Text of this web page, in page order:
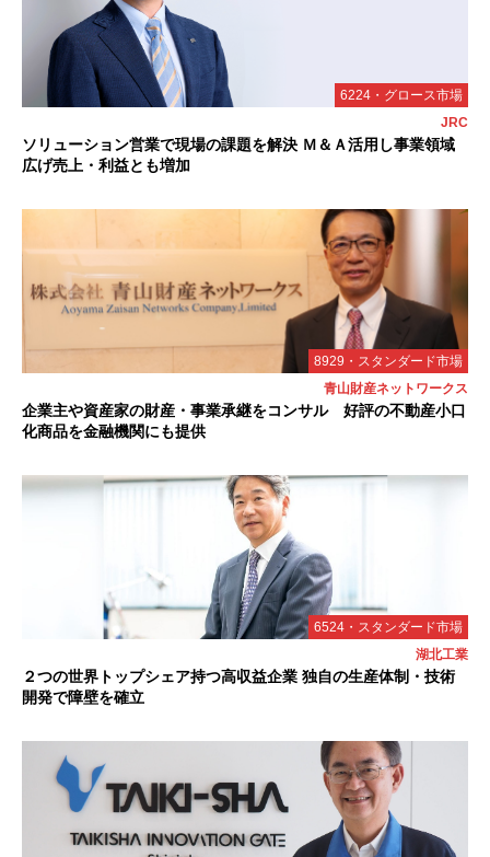
6224・グロース市場
JRC
ソリューション営業で現場の課題を解決 Ｍ＆Ａ活用し事業領域
広げ売上・利益とも増加
8929・スタンダード市場
青山財産ネットワークス
企業主や資産家の財産・事業承継をコンサル 好評の不動産小口
化商品を金融機関にも提供
6524・スタンダード市場
湖北工業
２つの世界トップシェア持つ高収益企業 独自の生産体制・技術
開発で障壁を確立